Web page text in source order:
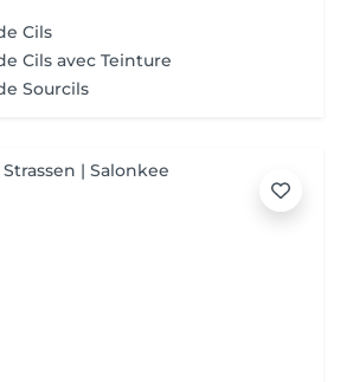
Cils
Cils avec Teinture
Sourcils